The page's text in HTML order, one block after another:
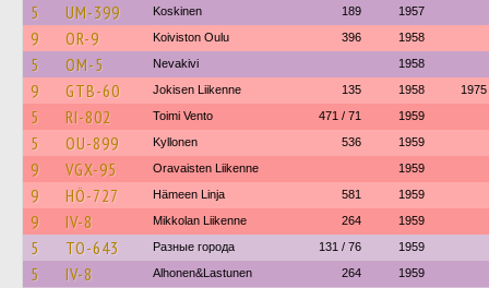
5 UM-399 Koskinen 189 1957
9 OR-9 Koiviston Oulu 396 1958
5 OM-5 Nevakivi 1958
9 GTB-60 Jokisen Liikenne 135 1958 1975
5 RI-802 Toimi Vento 471 / 71 1959
5 OU-899 Kyllonen 536 1959
9 VGX-95 Oravaisten Liikenne 1959
9 HÖ-727 Hämeen Linja 581 1959
9 IV-8 Mikkolan Liikenne 264 1959
5 TO-643 Разные города 131 / 76 1959
5 IV-8 Alhonen&Lastunen 264 1959